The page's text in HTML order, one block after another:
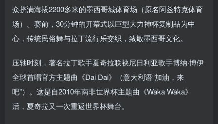
众挤满海拔2200多米的墨西哥城体育场（原名阿兹特克体育
场）。赛前，30分钟的开幕式以巨型大力神杯复制品为中
心，传统民俗舞与拉丁流行乐交织，致敬墨西哥文化。
压轴时刻，著名拉丁歌手夏奇拉联袂尼日利亚歌手博纳·博伊
全球首唱官方主题曲《Dai Dai》（意大利语“加油，来
吧”）。这是自2010年南非世界杯主题曲《Waka Waka》
后，夏奇拉又一次重返世界杯舞台。